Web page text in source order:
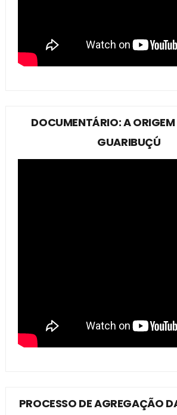
DOCUMENTÁRIO: A
GUARIBUÇÚ
PROCESSO DE AGREGAÇÃO